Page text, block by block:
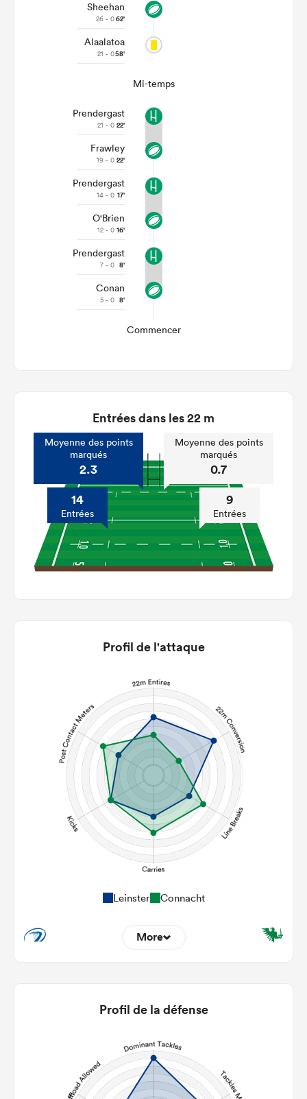
Sheehan
26 - 062'
Alaalatoa
21 - 058'
Mi-temps
Prendergast
21 - 0 22'
Frawley
19 - 0 22'
Prendergast
14 - 0 17'
O'Brien
12 - 0 16'
Prendergast
7 - 0 8'
Conan
5 - 0 8'
Commencer
Entrées dans les 22 m
Moyenne des points
marqués
2.3
14
Entrées
Moyenne des points
marqués
0.7
9
Entrées
Profil de l'attaque
Leinster Connacht
More
22m Conversion
Carries
Profil de la défense